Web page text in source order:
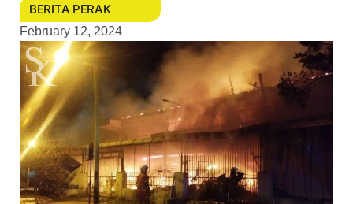
BERITA PERAK
February 12, 2024